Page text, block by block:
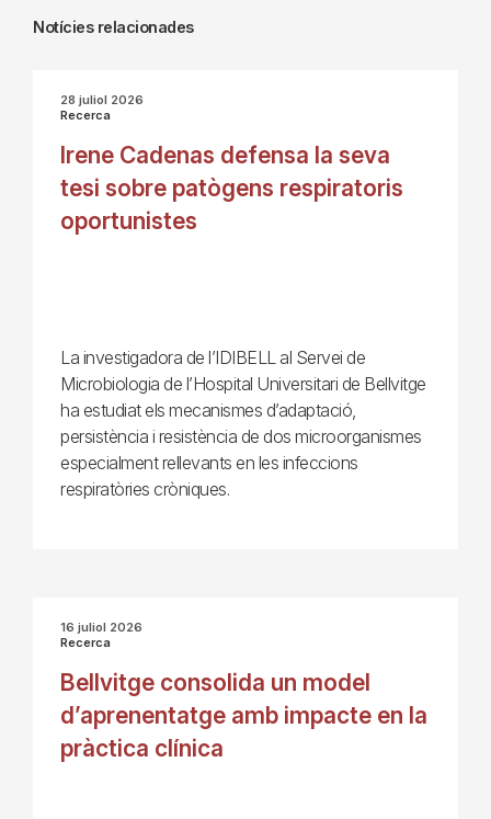
Notícies relacionades
28 juliol 2026
Recerca
Irene Cadenas defensa la seva
tesi sobre patògens respiratoris
oportunistes
La investigadora de l’IDIBELL al Servei de
Microbiologia de l’Hospital Universitari de Bellvitge
ha estudiat els mecanismes d’adaptació,
persistència i resistència de dos microorganismes
especialment rellevants en les infeccions
respiratòries cròniques.
16 juliol 2026
Recerca
Bellvitge consolida un model
d’aprenentatge amb impacte en la
pràctica clínica